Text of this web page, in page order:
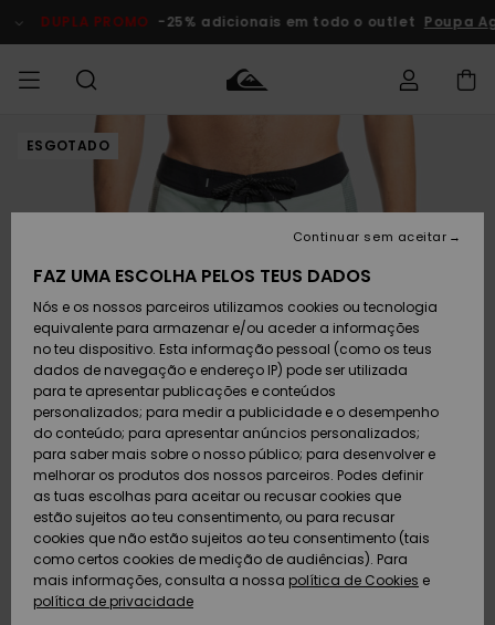
do
DUPLA PROMO -25% adicionais em todo o outlet Poupa
HOMEM
Calçado e
chinelos
Surfe/água
Snow
Artigos
recém-
chegados
MENINO
Calçado e
chinelos
Surfe/água
Neve
Artigos
recém-
chegados
MULHER
chegados
Highlights
Snow
SURF
Homem
Crianças
Highlights
Community
SNOW
Neve
Homem
Artigos
Criança
Snow Shop
Feminino
Highlights
Community
DUPLA
PROMO
Homem
Criança
Outlet
Mulher
AJUDA
encomenda
Devoluções
Pagamento
Cartão
presente
Quiksilver
Freedom
Protecção de
dados
SUSTAINABILITY
ESGOTADO
FAZ UMA ESCOLHA PELOS TEUS DADOS
Nós e os nossos parceiros utilizamos cookies ou tecnologia
equivalente para armazenar e/ou aceder a informações
no teu dispositivo. Esta informação pessoal (como os teus
dados de navegação e endereço IP) pode ser utilizada
para te apresentar publicações e conteúdos
personalizados; para medir a publicidade e o desempenho
do conteúdo; para apresentar anúncios personalizados;
para saber mais sobre o nosso público; para desenvolver e
melhorar os produtos dos nossos parceiros. Podes definir
as tuas escolhas para aceitar ou recusar cookies que
estão sujeitos ao teu consentimento, ou para recusar
cookies que não estão sujeitos ao teu consentimento (tais
como certos cookies de medição de audiências). Para
mais informações, consulta a nossa política de Cookies e
política de privacidade
Continuar sem aceitar